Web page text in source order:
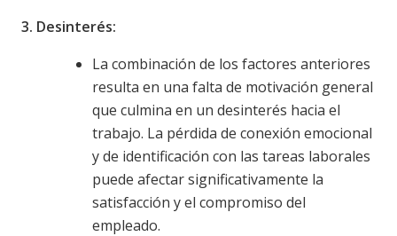
3. Desinterés:
La combinación de los factores anteriores
resulta en una falta de motivación general
que culmina en un desinterés hacia el
trabajo. La pérdida de conexión emocional
y de identificación con las tareas laborales
puede afectar significativamente la
satisfacción y el compromiso del
empleado.